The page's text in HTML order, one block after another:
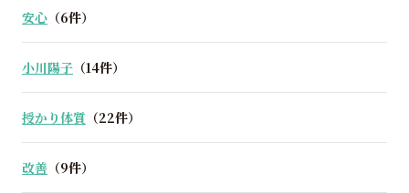
安心 （6件）
小川陽子 （14件）
授かり体質 （22件）
改善 （9件）